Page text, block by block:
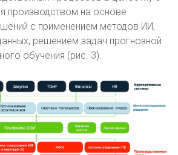
производством на основе
с применением методов ИИ,
решением задач прогнозной
обучения (рис. 3).